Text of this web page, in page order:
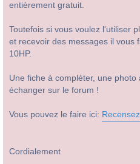
entièrement gratuit.
Toutefois si vous voulez l'utiliser
et recevoir des messages il vous
10HP.
Une fiche à compléter, une
échanger sur le forum !
Vous pouvez le faire ici:
Cordialement